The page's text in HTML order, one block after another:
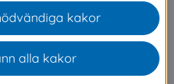
kakor
alla kakor